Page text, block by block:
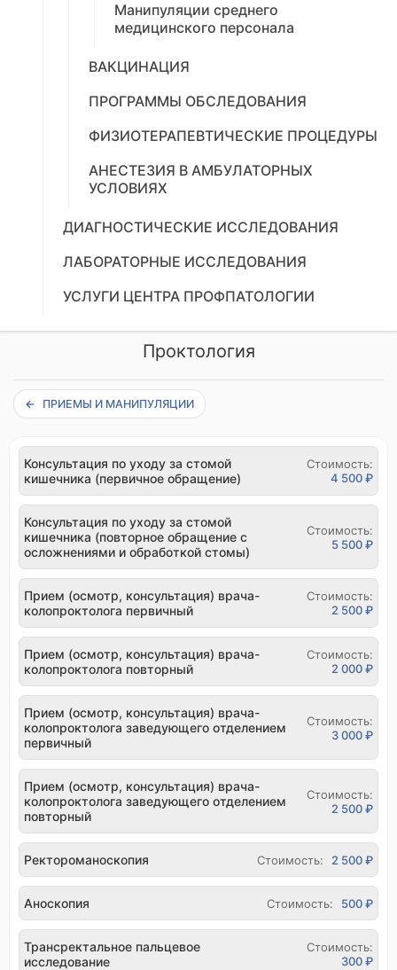
Манипуляции среднего
медицинского персонала
ВАКЦИНАЦИЯ
ПРОГРАММЫ ОБСЛЕДОВАНИЯ
ФИЗИОТЕРАПЕВТИЧЕСКИЕ ПРОЦЕДУРЫ
АНЕСТЕЗИЯ В АМБУЛАТОРНЫХ
УСЛОВИЯХ
ДИАГНОСТИЧЕСКИЕ ИССЛЕДОВАНИЯ
ЛАБОРАТОРНЫЕ ИССЛЕДОВАНИЯ
УСЛУГИ ЦЕНТРА ПРОФПАТОЛОГИИ
Проктология
ПРИЕМЫ И МАНИПУЛЯЦИИ
Консультация по уходу за стомой
кишечника (первичное обращение)
Стоимость:
4 500 ₽
Консультация по уходу за стомой
кишечника (повторное обращение с
осложнениями и обработкой стомы)
Стоимость:
5 500 ₽
Прием (осмотр, консультация) врача-
колопроктолога первичный
Стоимость:
2 500 ₽
Прием (осмотр, консультация) врача-
колопроктолога повторный
Стоимость:
2 000 ₽
Прием (осмотр, консультация) врача-
колопроктолога заведующего отделением
первичный
Стоимость:
3 000 ₽
Прием (осмотр, консультация) врача-
колопроктолога заведующего отделением
повторный
Стоимость:
2 500 ₽
Ректороманоскопия Стоимость: 2 500 ₽
Аноскопия Стоимость: 500 ₽
Трансректальное пальцевое
исследование
Стоимость:
300 ₽